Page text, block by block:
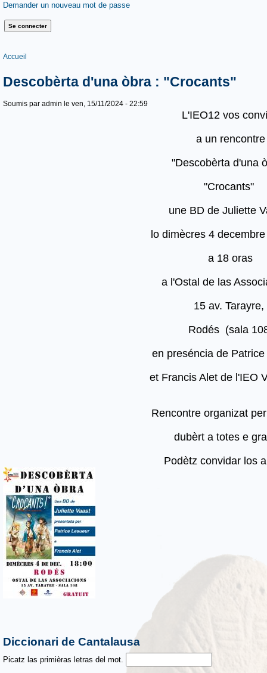
Demander un nouveau mot de passe
Vous êtes ici
Accueil
Descobèrta d'una òbra : "Crocants"
Soumis par admin le ven, 15/11/2024 - 22:59
L'IEO12 vos
a un rencontre
"Descobèrta d'una
"Crocants"
une BD de Juliette
lo dimècres 4
a 18 oras
a l'Ostal de las
15 av. Tarayre,
Rodés (sala
en preséncia de
et Francis Alet de l'IEO
Rencontre organizat
dubèrt a totes e
Podètz convidar los
Diccionari de Cantalausa
Picatz las primièras letras del mot.